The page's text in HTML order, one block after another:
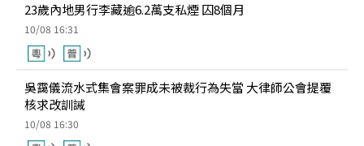
23歲內地男行李藏逾6.2萬支私煙 囚8個月
10/08 16:31
吳靄儀流水式集會案罪成未被裁行為失當 大律師公會提覆
核求改訓誡
10/08 16:30